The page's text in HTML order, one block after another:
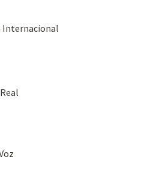
Internacional